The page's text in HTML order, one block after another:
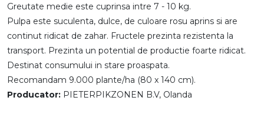
Greutate medie este cuprinsa intre 7 - 10 kg.
Pulpa este suculenta, dulce, de culoare rosu aprins si are
continut ridicat de zahar. Fructele prezinta rezistenta la
transport. Prezinta un potential de productie foarte ridicat.
Destinat consumului in stare proaspata.
Recomandam 9.000 plante/ha (80 x 140 cm).
Producator: PIETERPIKZONEN B.V, Olanda